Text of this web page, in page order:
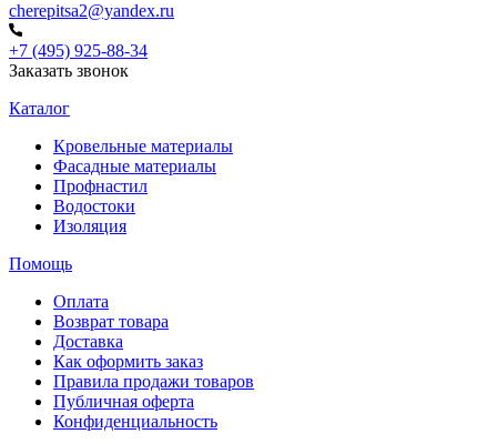
cherepitsa2@yandex.ru
+7 (495) 925-88-34
Заказать звонок
Каталог
Кровельные материалы
Фасадные материалы
Профнастил
Водостоки
Изоляция
Помощь
Оплата
Возврат товара
Доставка
Как оформить заказ
Правила продажи товаров
Публичная оферта
Конфиденциальность